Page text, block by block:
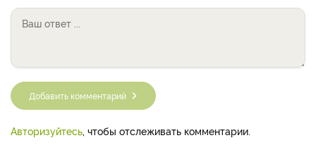
Добавить комментарий
Авторизуйтесь, чтобы отслеживать комментарии.